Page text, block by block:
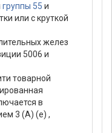
группы 55 и
или с круткой
желез
5006 и
товарной
в
3 (А) (е) ,